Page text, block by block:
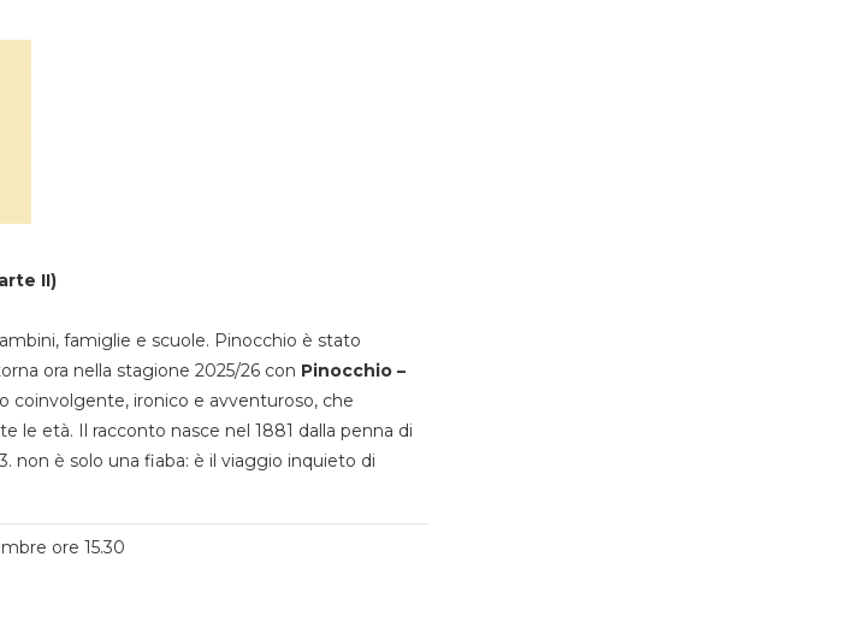
II)
famiglie e scuole. Pinocchio è stato
ora nella stagione 2025/26 con Pinocchio –
coinvolgente, ironico e avventuroso, che
le età. Il racconto nasce nel 1881 dalla penna di
non è solo una fiaba: è il viaggio inquieto di
ore 15.30